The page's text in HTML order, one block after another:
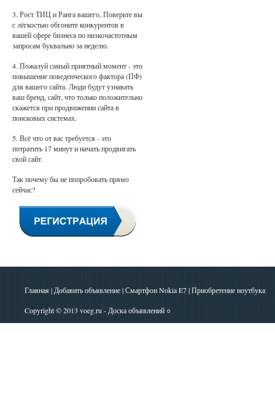
3. Рост ТИЦ и Ранга вашего. Поверьте вы
с лёгкостью обгоните конкурентов в
вашей сфере бизнеса по низкочастотным
запросам буквально за неделю.
4. Пожалуй самый приятный момент - это
повышение поведенческого фактора (ПФ)
для вашего сайта. Люди будут узнавать
ваш бренд, сайт, что только положительно
скажется при продвижении сайта в
поисковых системах.
5. Всё что от вас требуется - это
потратить 17 минут и начать продвигать
свой сайт.
Так почему бы не попробовать прямо
сейчас?
Главная|Добавить объявление|Смартфон Nokia E7|Приобретение ноутбука
Copyright © 2013 voeg.ru - Доска объявлений ○